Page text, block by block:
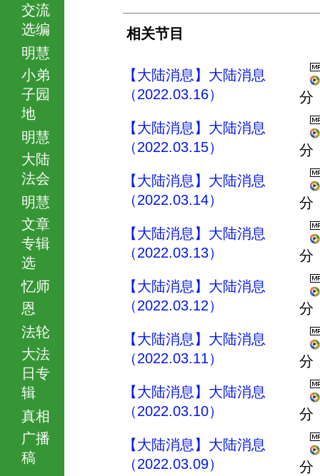
交流
选编
明慧
小弟
子园
地
明慧
大陆
法会
明慧
文章
专辑
选
忆师
恩
法轮
大法
日专
辑
真相
广播
稿
相关节目
【大陆消息】大陆消息
（2022.03.16）
分
【大陆消息】大陆消息
（2022.03.15）
分
【大陆消息】大陆消息
（2022.03.14）
分
【大陆消息】大陆消息
（2022.03.13）
分
【大陆消息】大陆消息
（2022.03.12）
分
【大陆消息】大陆消息
（2022.03.11）
分
【大陆消息】大陆消息
（2022.03.10）
分
【大陆消息】大陆消息
（2022.03.09）
分